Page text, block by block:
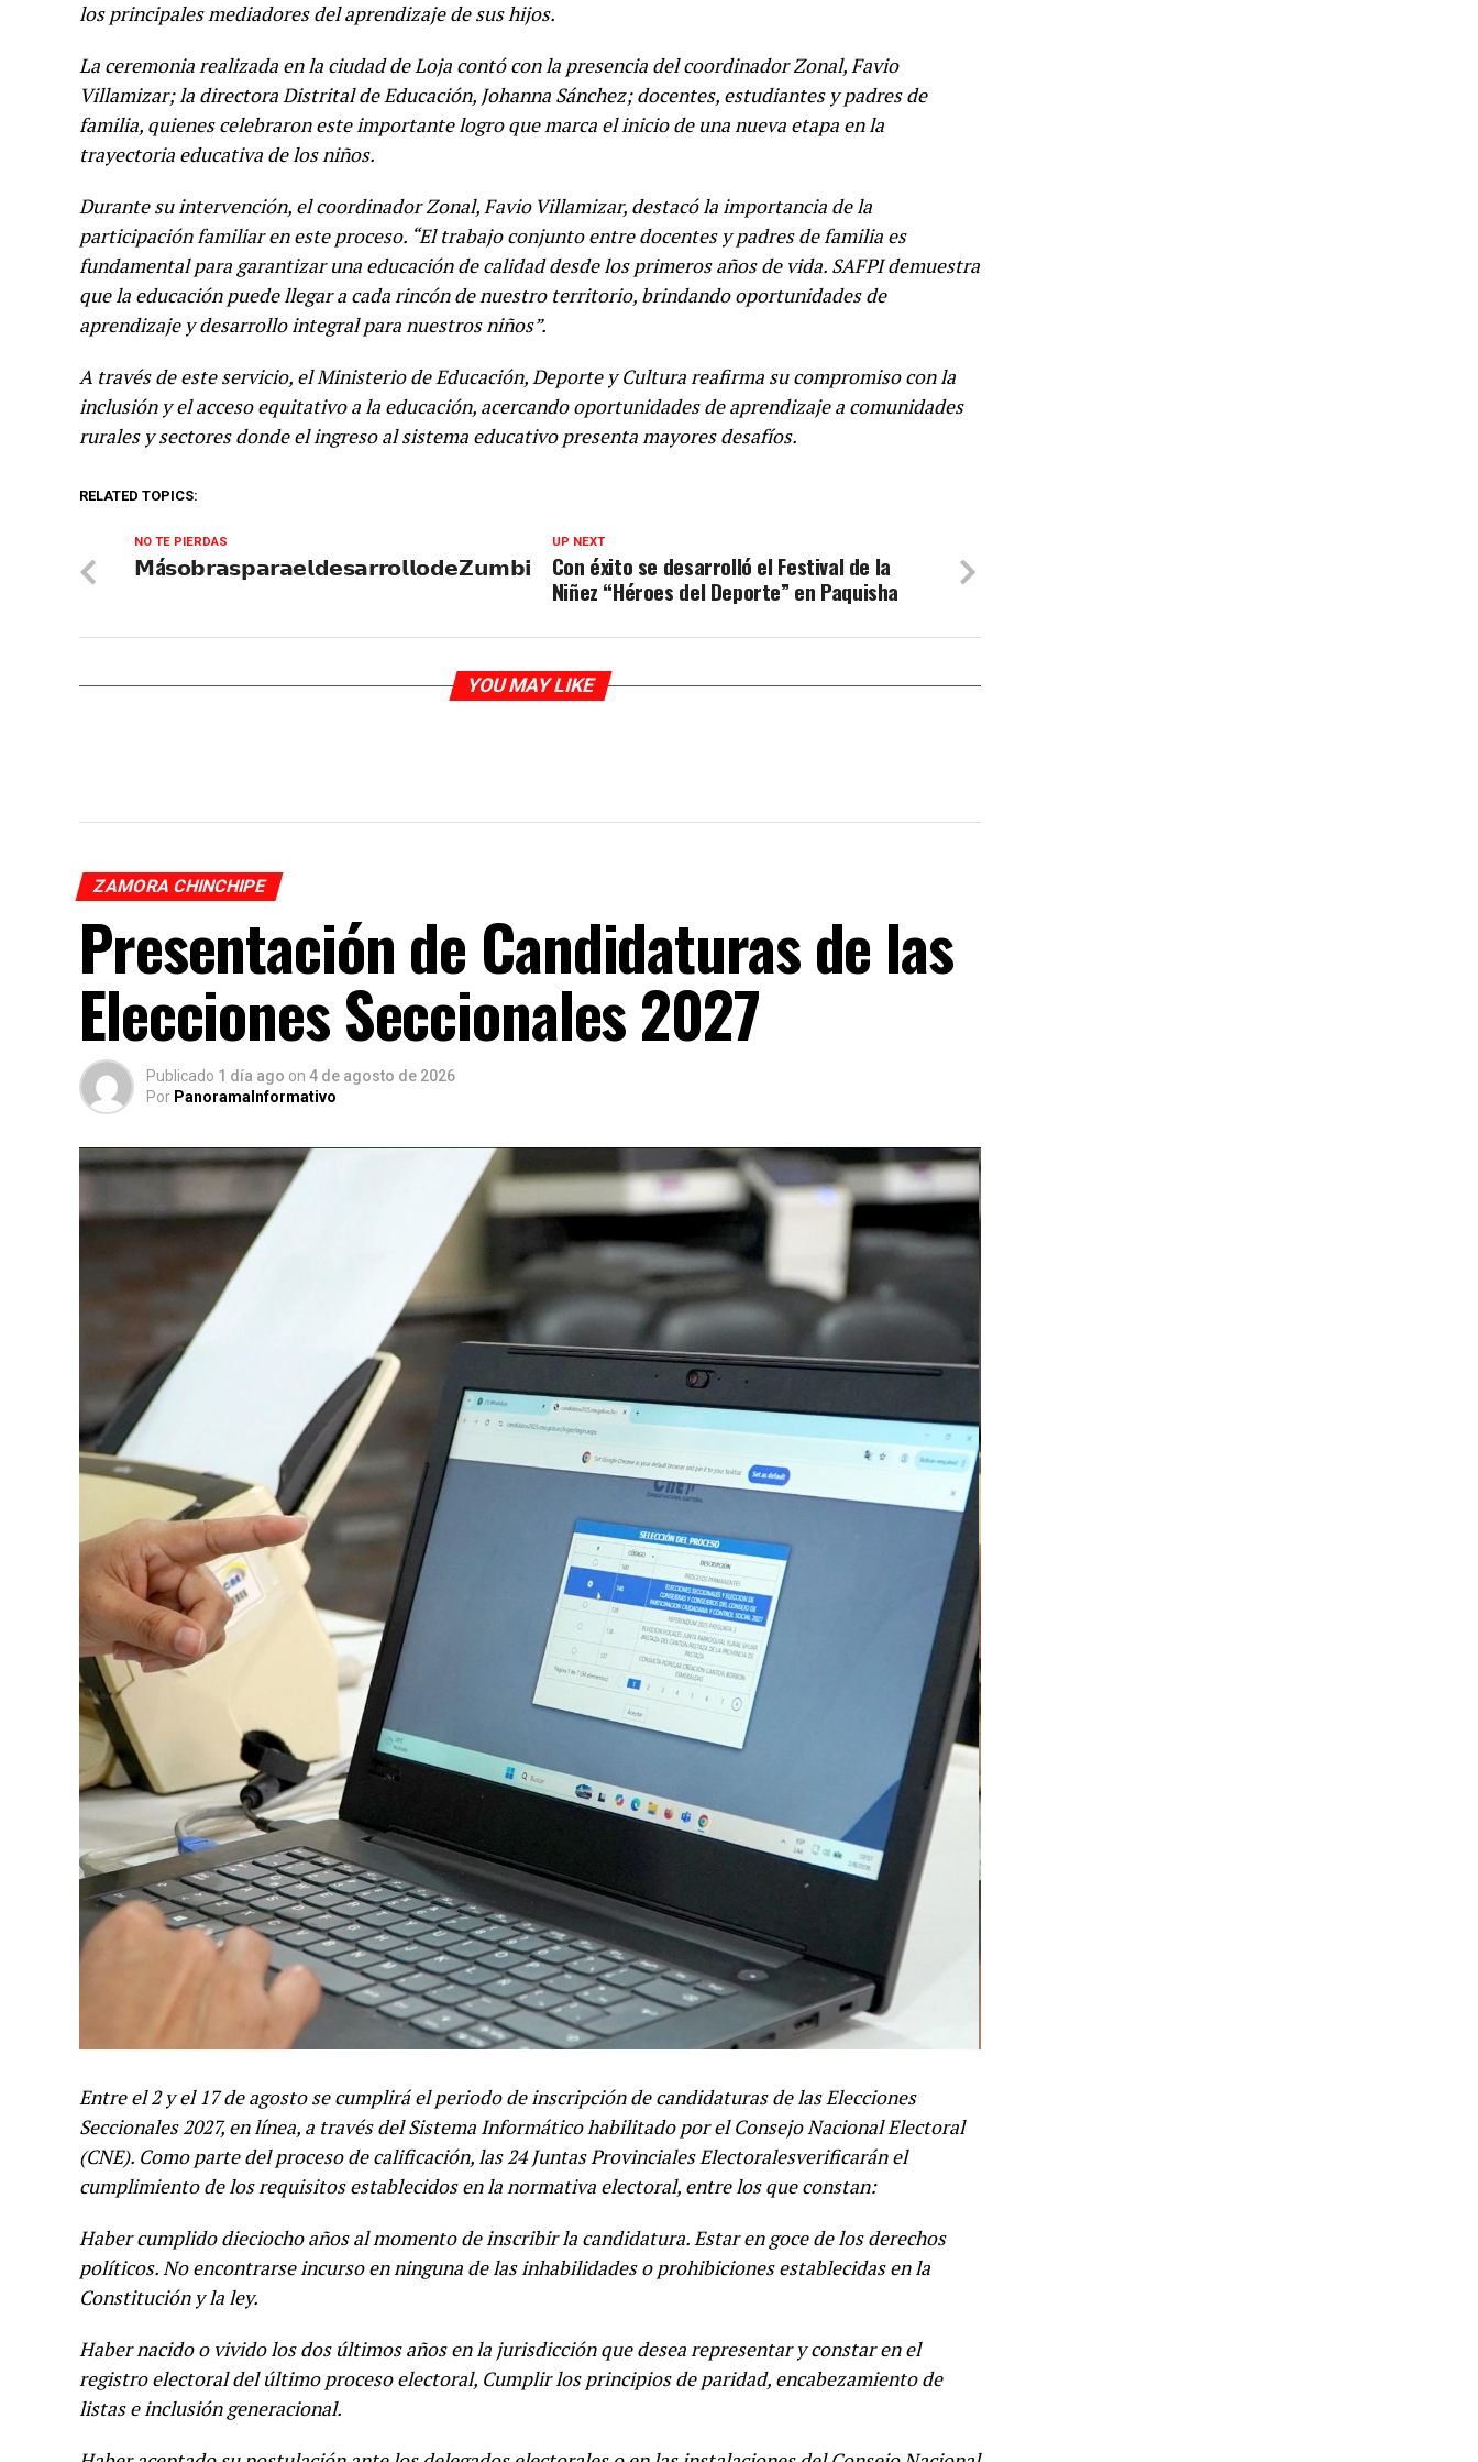
los principales mediadores del aprendizaje de sus hijos.
La ceremonia realizada en la ciudad de Loja contó con la presencia del coordinador Zonal, Favio
Villamizar; la directora Distrital de Educación, Johanna Sánchez; docentes, estudiantes y padres de
familia, quienes celebraron este importante logro que marca el inicio de una nueva etapa en la
trayectoria educativa de los niños.
Durante su intervención, el coordinador Zonal, Favio Villamizar, destacó la importancia de la
participación familiar en este proceso. “El trabajo conjunto entre docentes y padres de familia es
fundamental para garantizar una educación de calidad desde los primeros años de vida. SAFPI demuestra
que la educación puede llegar a cada rincón de nuestro territorio, brindando oportunidades de
aprendizaje y desarrollo integral para nuestros niños”.
A través de este servicio, el Ministerio de Educación, Deporte y Cultura reafirma su compromiso con la
inclusión y el acceso equitativo a la educación, acercando oportunidades de aprendizaje a comunidades
rurales y sectores donde el ingreso al sistema educativo presenta mayores desafíos.
RELATED TOPICS:
UP NEXT
Con éxito se desarrolló el Festival de la
Niñez “Héroes del Deporte” en Paquisha
NO TE PIERDAS
𝗠á𝘀𝗼𝗯𝗿𝗮𝘀𝗽𝗮𝗿𝗮𝗲𝗹𝗱𝗲𝘀𝗮𝗿𝗿𝗼𝗹𝗹𝗼𝗱𝗲𝗭𝘂𝗺𝗯𝗶
YOU MAY LIKE
ZAMORA CHINCHIPE
Presentación de Candidaturas de las
Elecciones Seccionales 2027
Publicado 1 día ago on 4 de agosto de 2026
Por PanoramaInformativo
Entre el 2 y el 17 de agosto se cumplirá el periodo de inscripción de candidaturas de las Elecciones
Seccionales 2027, en línea, a través del Sistema Informático habilitado por el Consejo Nacional Electoral
(CNE). Como parte del proceso de calificación, las 24 Juntas Provinciales Electoralesverificarán el
cumplimiento de los requisitos establecidos en la normativa electoral, entre los que constan:
Haber cumplido dieciocho años al momento de inscribir la candidatura. Estar en goce de los derechos
políticos. No encontrarse incurso en ninguna de las inhabilidades o prohibiciones establecidas en la
Constitución y la ley.
Haber nacido o vivido los dos últimos años en la jurisdicción que desea representar y constar en el
registro electoral del último proceso electoral, Cumplir los principios de paridad, encabezamiento de
listas e inclusión generacional.